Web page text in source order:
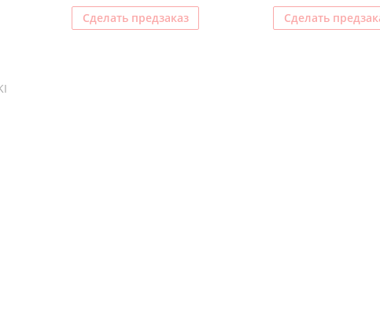
Сделать предзаказ Сделать